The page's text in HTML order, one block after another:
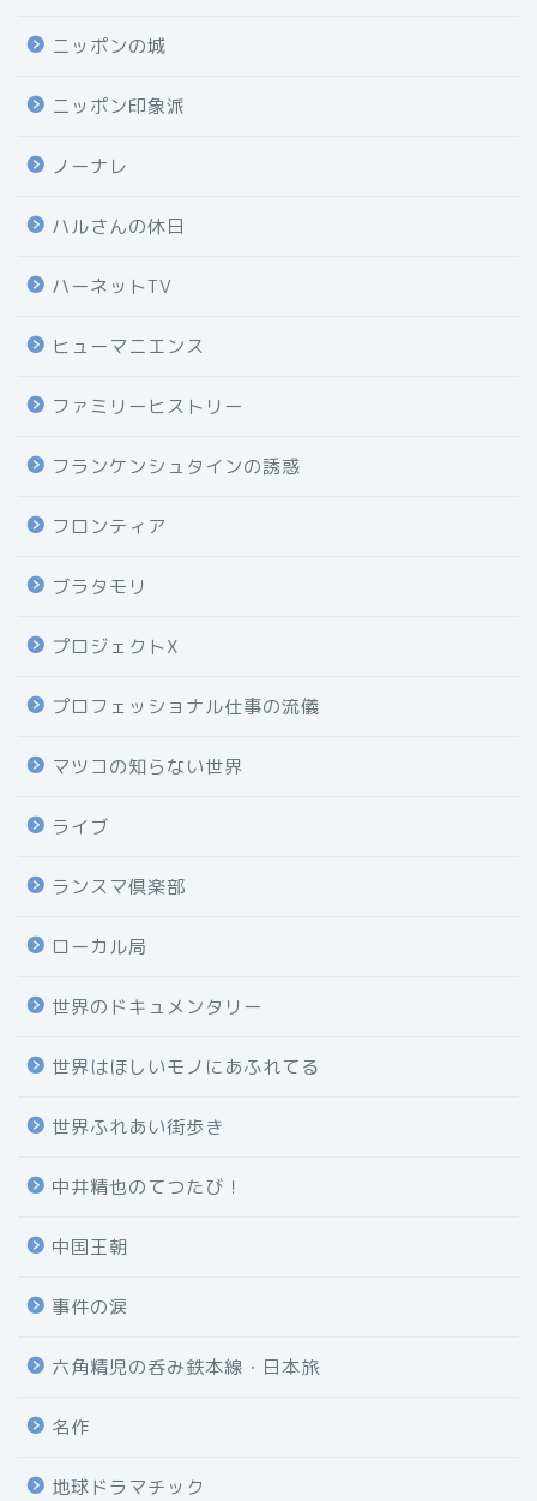
ニッポンの城
ニッポン印象派
ノーナレ
ハルさんの休日
ハーネットTV
ヒューマニエンス
ファミリーヒストリー
フランケンシュタインの誘惑
フロンティア
ブラタモリ
プロジェクトX
プロフェッショナル仕事の流儀
マツコの知らない世界
ライブ
ランスマ倶楽部
ローカル局
世界のドキュメンタリー
世界はほしいモノにあふれてる
世界ふれあい街歩き
中井精也のてつたび！
中国王朝
事件の涙
六角精児の呑み鉄本線・日本旅
名作
地球ドラマチック